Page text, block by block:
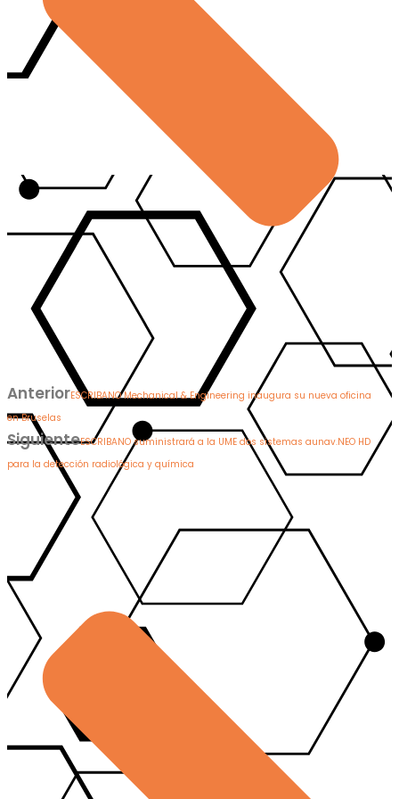
AnteriorESCRIBANO Mechanical & Engineering inaugura su nueva oficina
en Bruselas
SiguienteESCRIBANO suministrará a la UME dos sistemas aunav.NEO HD
para la detección radiológica y química